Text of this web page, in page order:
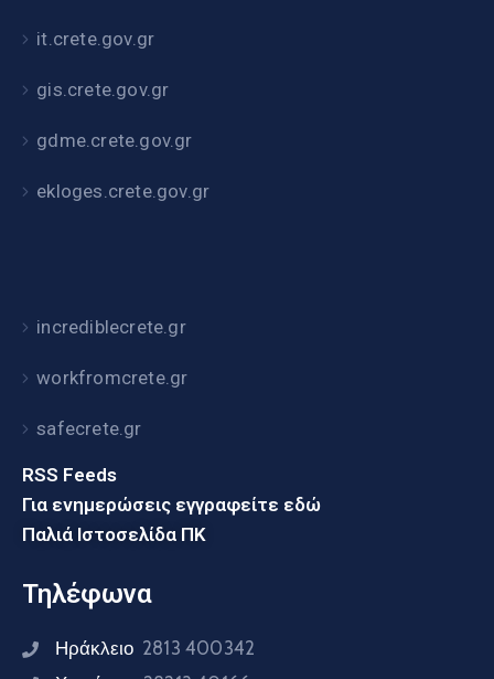
it.crete.gov.gr
gis.crete.gov.gr
gdme.crete.gov.gr
ekloges.crete.gov.gr
incrediblecrete.gr
workfromcrete.gr
safecrete.gr
RSS Feeds
Για ενημερώσεις εγγραφείτε εδώ
Παλιά Ιστοσελίδα ΠΚ
Τηλέφωνα
Ηράκλειο 2813 400342